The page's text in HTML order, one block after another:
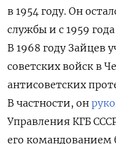
в 1954 году. Он
службы и с 1959
В 1968 году Зайцев
советских войск в
антисоветских
В частности, он
Управления КГБ
его командованием